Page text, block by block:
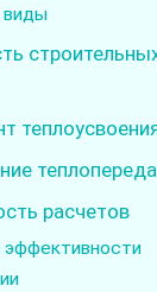
виды
расчетов
эффективности